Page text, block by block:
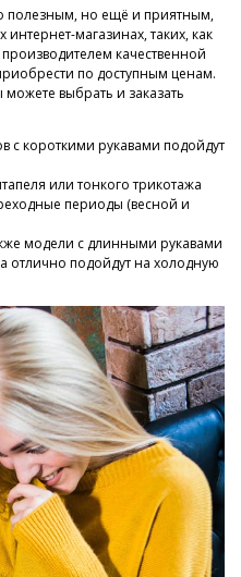
полезным, но ещё и приятным,
магазинах, таких, как
качественной
по доступным ценам.
выбрать и заказать
с короткими рукавами подойдут
или тонкого трикотажа
периоды (весной и
модели с длинными рукавами
отлично подойдут на холодную